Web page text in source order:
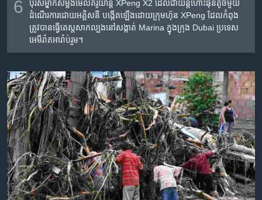
6
បុរស​ម្នាក់​សម្លឹង​​មើល​គំរូ​យាន្ត​ XPeng X2 ដែល​ជា​យន្តហោះ​​ធុនតូច​មួយ​
ដំណើរការ​ដោយ​អគ្គិសនី បង្កើត​ឡើង​ដោយ​ក្រុមហ៊ុន XPeng ដែល​កំពុង​
ត្រូវ​បាន​ធ្វើ​តេស្ត​សាកល្បង​នៅ​សង្កាត់ Marina ក្នុង​ក្រុង​ Dubai ប្រទេស​​
អេមីរ៉ាតអារ៉ាប់រួម។